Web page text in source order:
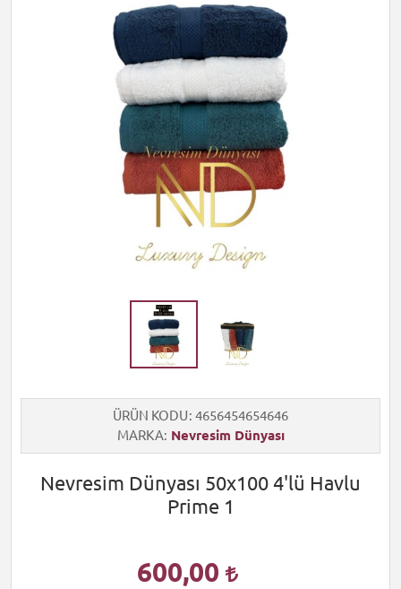
ÜRÜN KODU 4656454654646
MARKA Nevresim Dünyası
Nevresim Dünyası 50x100 4'lü Havlu
Prime 1
600,00